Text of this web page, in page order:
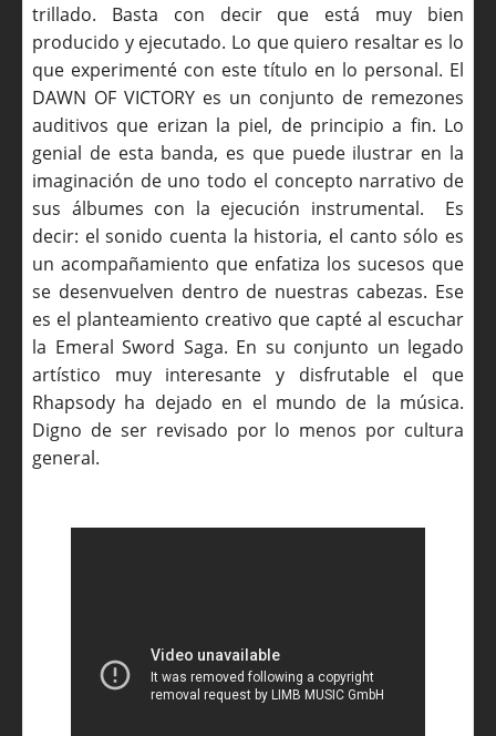
trillado. Basta con decir que está muy bien
producido y ejecutado. Lo que quiero resaltar es lo
que experimenté con este título en lo personal. El
DAWN OF VICTORY es un conjunto de remezones
auditivos que erizan la piel, de principio a fin. Lo
genial de esta banda, es que puede ilustrar en la
imaginación de uno todo el concepto narrativo de
sus álbumes con la ejecución instrumental. Es
decir: el sonido cuenta la historia, el canto sólo es
un acompañamiento que enfatiza los sucesos que
se desenvuelven dentro de nuestras cabezas. Ese
es el planteamiento creativo que capté al escuchar
la Emeral Sword Saga. En su conjunto un legado
artístico muy interesante y disfrutable el que
Rhapsody ha dejado en el mundo de la música.
Digno de ser revisado por lo menos por cultura
general.